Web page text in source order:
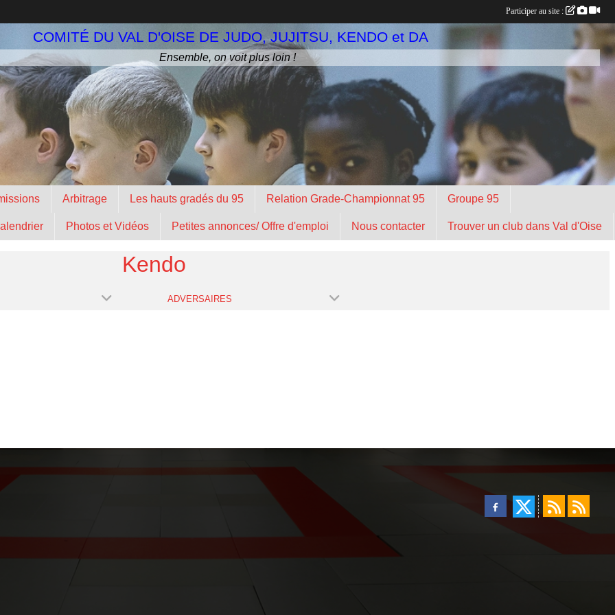
COMITÉ DU VAL D'OISE DE JUDO, JUJITSU, KENDO et DA
Ensemble, on voit plus loin !
Arbitrage Les hauts gradés du 95 Relation Grade-Championnat 95 Groupe 95
Photos et Vidéos Petites annonces/ Offre d'emploi Nous contacter Trouver un club dans Val d'Oise
Kendo
ADVERSAIRES
Participer au site :